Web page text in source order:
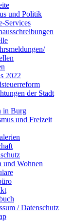
und Politik
Services
2022
der Stadt
in Burg
und Freizeit
und Wohnen
/ Datenschutz